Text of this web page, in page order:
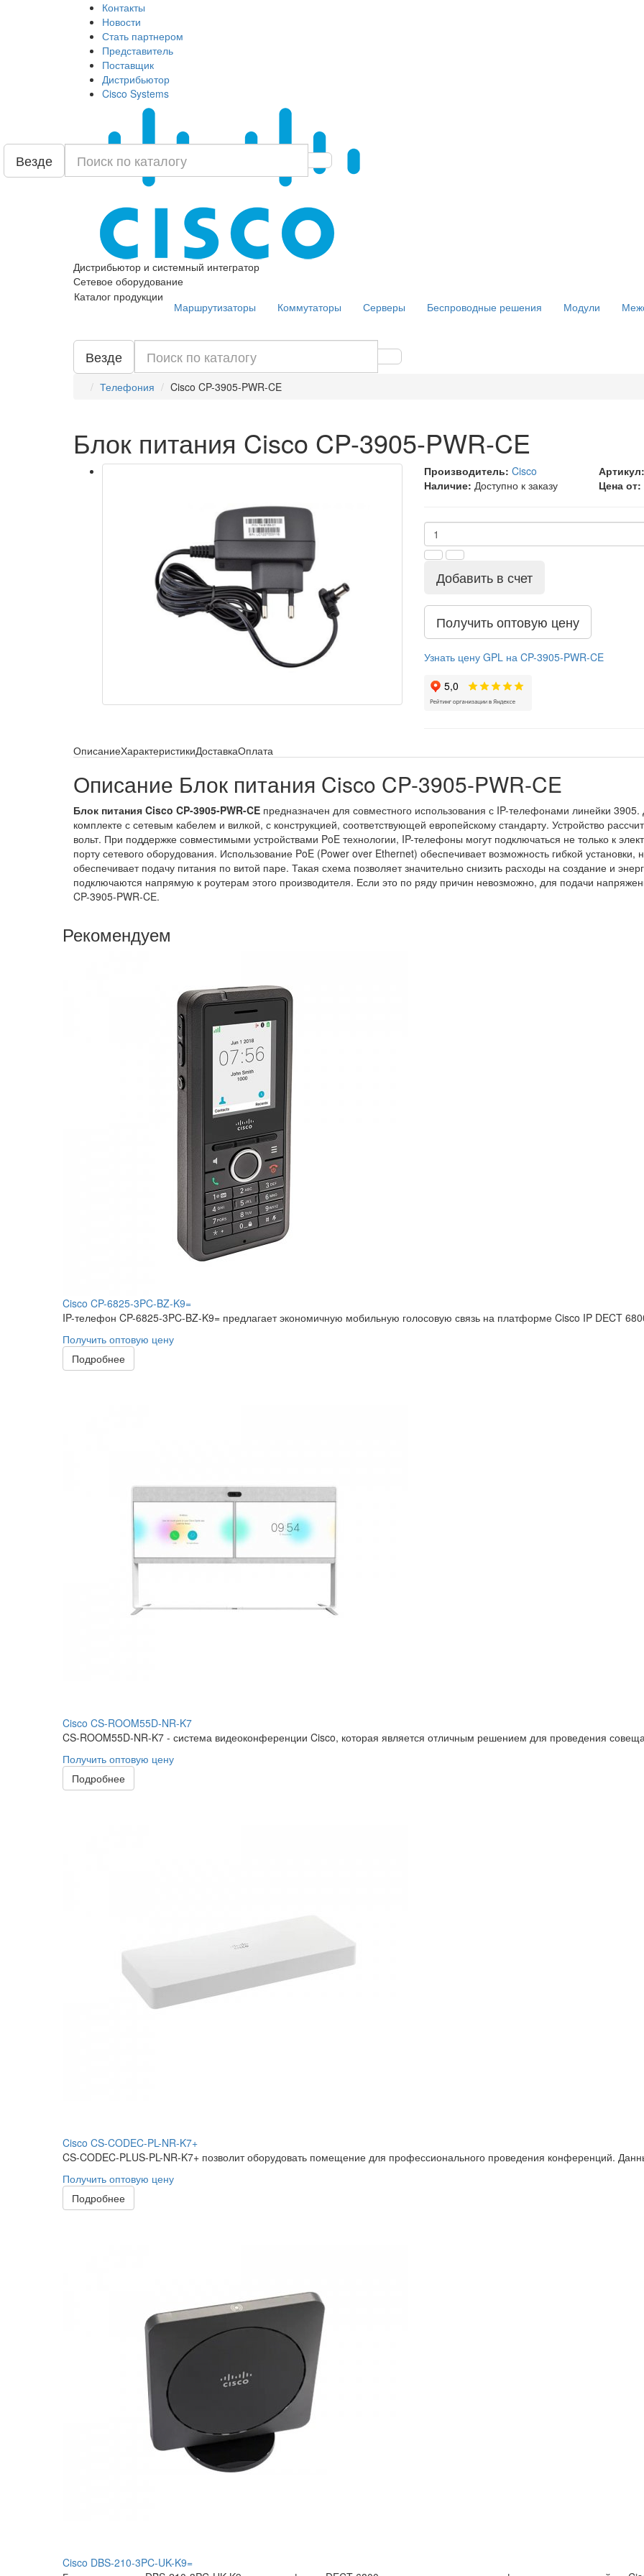
Контакты
Новости
Стать партнером
Представитель
Поставщик
Дистрибьютор
Cisco Systems
Дистрибьютор и системный интегратор
Сетевое оборудование
Везде
Каталог продукции
Маршрутизаторы Коммутаторы Серверы Беспроводные решения Модули
Везде
Телефония Cisco CP-3905-PWR-CE
Блок питания Cisco CP-3905-PWR-CE
Производитель: Cisco Артикул:
Наличие: Доступно к заказу Цена от:
Добавить в счет
Получить оптовую цену
Узнать цену GPL на CP-3905-PWR-CE
ОписаниеХарактеристикиДоставкаОплата
Описание Блок питания Cisco CP-3905-PWR-CE
Блок питания Cisco CP-3905-PWR-CE предназначен для совместного использования с IP-телефонами линейки
комплекте с сетевым кабелем и вилкой, с конструкцией, соответствующей европейскому стандарту. Устройство
вольт. При поддержке совместимыми устройствами PoE технологии, IP-телефоны могут подключаться не только к
порту сетевого оборудования. Использование PoE (Power over Ethernet) обеспечивает возможность гибкой установки,
обеспечивает подачу питания по витой паре. Такая схема позволяет значительно снизить расходы на создание и
подключаются напрямую к роутерам этого производителя. Если это по ряду причин невозможно, для подачи
CP-3905-PWR-CE.
Рекомендуем
Cisco CP-6825-3PC-BZ-K9=
IP-телефон CP-6825-3PC-BZ-K9= предлагает экономичную мобильную голосовую связь на платформе Cisco IP DECT
Получить оптовую цену
Подробнее
Cisco CS-ROOM55D-NR-K7
CS-ROOM55D-NR-K7 - система видеоконференции Cisco, которая является отличным решением для проведения
Получить оптовую цену
Подробнее
Cisco CS-CODEC-PL-NR-K7+
CS-CODEC-PLUS-PL-NR-K7+ позволит оборудовать помещение для профессионального проведения конференций.
Получить оптовую цену
Подробнее
Cisco DBS-210-3PC-UK-K9=